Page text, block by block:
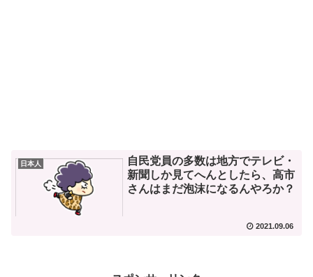
日本人
自民党員の多数は地方でテレビ・
新聞しか見てへんとしたら、高市
さんはまだ泡沫になるんやろか？
2021.09.06